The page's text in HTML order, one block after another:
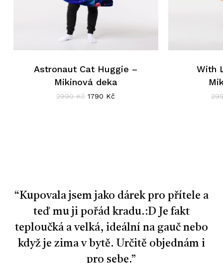
Astronaut Cat Huggie –
Mikinová deka
2990Kč Původní
1790 Kč
With
“Kupovala jsem jako dárek pro přítele a
teď mu ji pořád kradu.:D Je fakt
teploučká a velká, ideální na gauč nebo
když je zima v bytě. Určitě objednám i
pro sebe.”